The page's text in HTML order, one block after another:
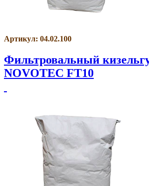
Артикул: 04.02.100
Фильтровальный
NOVOTEC FT10